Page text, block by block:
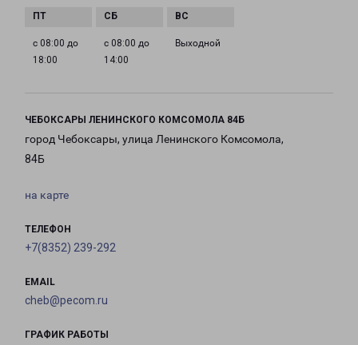
с 08:00 до
18:00
с 08:00 до
14:00
Выходной
ЧЕБОКСАРЫ ЛЕНИНСКОГО КОМСОМОЛА 84Б
город Чебоксары, улица Ленинского Комсомола,
84Б
на карте
ТЕЛЕФОН
+7(8352) 239-292
EMAIL
cheb@pecom.ru
ГРАФИК РАБОТЫ